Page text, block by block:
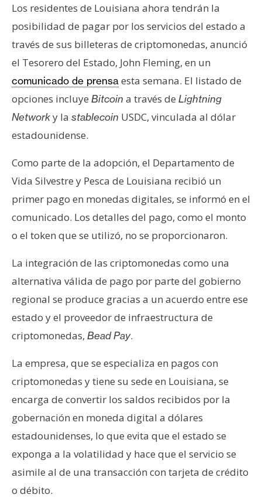
o
t
a
s
d
e
P
r
e
s
a
T
e
a
s
R
e
u
s
o
s
C
o
n
Los residentes de Louisiana ahora tendrán la
posibilidad de pagar por los servicios del estado a
través de sus billeteras de criptomonedas, anunció
el Tesorero del Estado, John Fleming, en un
comunicado de prensa esta semana. El listado de
opciones incluye Bitcoin a través de Lightning
Networky la stablecoin USDC, vinculada al dólar
estadounidense.
Como parte de la adopción, el Departamento de
Vida Silvestre y Pesca de Louisiana recibió un
primer pago en monedas digitales, se informó en el
comunicado. Los detalles del pago, como el monto
o el token que se utilizó, no se proporcionaron.
La integración de las criptomonedas como una
alternativa válida de pago por parte del gobierno
regional se produce gracias a un acuerdo entre ese
estado y el proveedor de infraestructura de
criptomonedas, Bead Pay.
La empresa, que se especializa en pagos con
criptomonedas y tiene su sede en Louisiana, se
encarga de convertir los saldos recibidos por la
gobernación en moneda digital a dólares
estadounidenses, lo que evita que el estado se
exponga a la volatilidad y hace que el servicio se
asimile al de una transacción con tarjeta de crédito
o débito.